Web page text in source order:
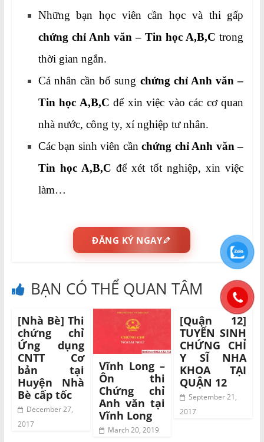
Những bạn học viên cần học và thi gấp
chứng chỉ Anh văn – Tin học A,B,C trong
thời gian ngắn.
Cá nhân cần bổ sung chứng chỉ Anh văn –
Tin học A,B,C để xin việc vào các cơ quan
nhà nước, công ty, xí nghiệp tư nhân.
Các bạn sinh viên cầnchứng chỉ Anh văn –
Tin học A,B,C để xét tốt nghiệp, xin việc
làm…
ĐĂNG KÝ NGAY
BẠN CÓ THỂ QUAN TÂM
[Nhà Bè] Thi
chứng chỉ
Ứng dụng
CNTT Cơ
bản tại
Huyện Nhà
Bè cấp tốc
December 27,
2017
Vĩnh Long –
Ôn thi
Chứng chỉ
Anh văn tại
Vĩnh Long
March 20, 2019
[Quận 12]
TUYỂN SINH
CHỨNG CHỈ
Y SĨ NHA
KHOA TẠI
QUẬN 12
September 21,
2017